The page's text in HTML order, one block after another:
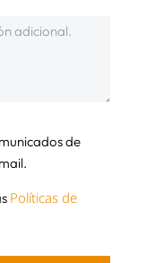
de
Políticas de